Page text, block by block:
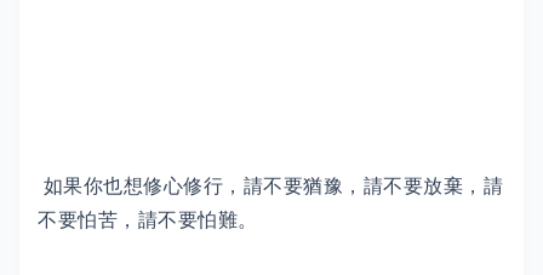
如果你也想修心修行，請不要猶豫，請不要放棄，請
不要怕苦，請不要怕難。